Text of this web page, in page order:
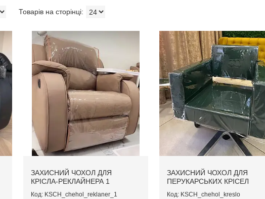
ЗАХИСНИЙ ЧОХОЛ ДЛЯ
КРІСЛА-РЕКЛАЙНЕРА 1
KSCH_chehol_reklaner_1
ЗАХИСНИЙ ЧОХОЛ ДЛЯ
ПЕРУКАРСЬКИХ КРІСЕЛ
KSCH_chehol_kreslo